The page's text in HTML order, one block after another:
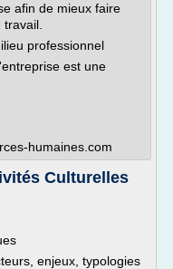
afin de mieux faire
professionnel
est une
humaines.com
Culturelles
enjeux, typologies